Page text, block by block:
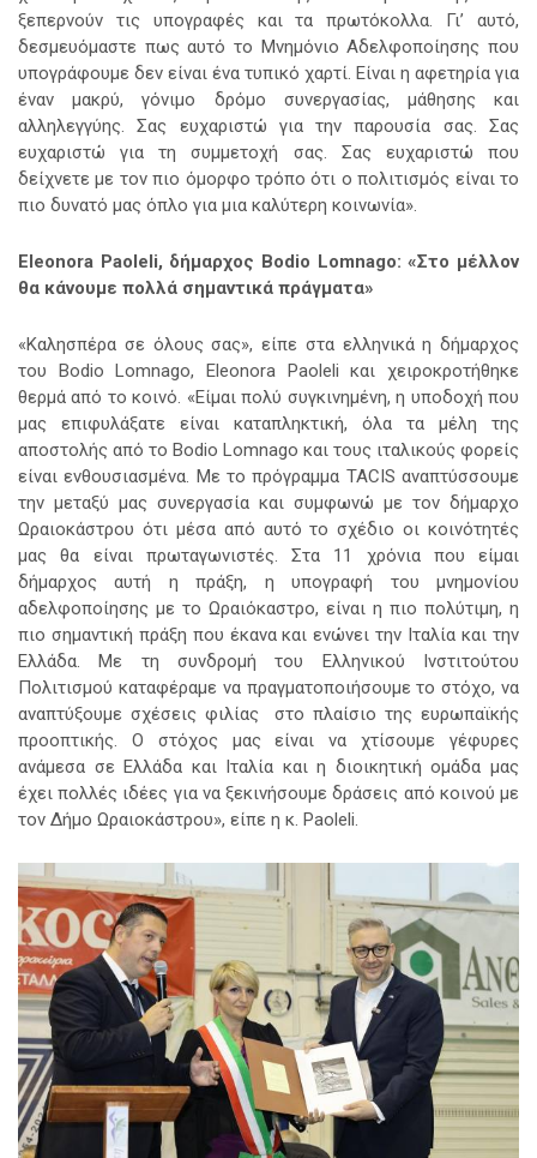
ξεπερνούν τις υπογραφές και τα πρωτόκολλα. Γι’ αυτό,
δεσμευόμαστε πως αυτό το Μνημόνιο Αδελφοποίησης που
υπογράφουμε δεν είναι ένα τυπικό χαρτί. Είναι η αφετηρία για
έναν μακρύ, γόνιμο δρόμο συνεργασίας, μάθησης και
αλληλεγγύης. Σας ευχαριστώ για την παρουσία σας. Σας
ευχαριστώ για τη συμμετοχή σας. Σας ευχαριστώ που
δείχνετε με τον πιο όμορφο τρόπο ότι ο πολιτισμός είναι το
πιο δυνατό μας όπλο για μια καλύτερη κοινωνία».
Eleonora Paoleli, δήμαρχος Bodio Lomnago: «Στο μέλλον
θα κάνουμε πολλά σημαντικά πράγματα»
«Καλησπέρα σε όλους σας», είπε στα ελληνικά η δήμαρχος
του Bodio Lomnago, Eleonora Paoleli και χειροκροτήθηκε
θερμά από το κοινό. «Είμαι πολύ συγκινημένη, η υποδοχή που
μας επιφυλάξατε είναι καταπληκτική, όλα τα μέλη της
αποστολής από το Bodio Lomnago και τους ιταλικούς φορείς
είναι ενθουσιασμένα. Με το πρόγραμμα TACIS αναπτύσσουμε
την μεταξύ μας συνεργασία και συμφωνώ με τον δήμαρχο
Ωραιοκάστρου ότι μέσα από αυτό το σχέδιο οι κοινότητές
μας θα είναι πρωταγωνιστές. Στα 11 χρόνια που είμαι
δήμαρχος αυτή η πράξη, η υπογραφή του μνημονίου
αδελφοποίησης με το Ωραιόκαστρο, είναι η πιο πολύτιμη, η
πιο σημαντική πράξη που έκανα και ενώνει την Ιταλία και την
Ελλάδα. Με τη συνδρομή του Ελληνικού Ινστιτούτου
Πολιτισμού καταφέραμε να πραγματοποιήσουμε το στόχο, να
αναπτύξουμε σχέσεις φιλίας στο πλαίσιο της ευρωπαϊκής
προοπτικής. Ο στόχος μας είναι να χτίσουμε γέφυρες
ανάμεσα σε Ελλάδα και Ιταλία και η διοικητική ομάδα μας
έχει πολλές ιδέες για να ξεκινήσουμε δράσεις από κοινού με
τον Δήμο Ωραιοκάστρου», είπε η κ. Paoleli.